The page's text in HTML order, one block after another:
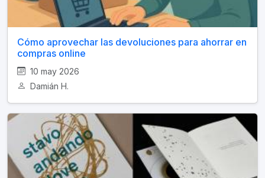
Cómo aprovechar las devoluciones para ahorrar en
compras online
10 may 2026
Damián H.